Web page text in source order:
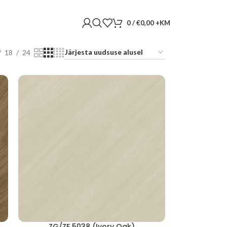
0/€0,00
18 24